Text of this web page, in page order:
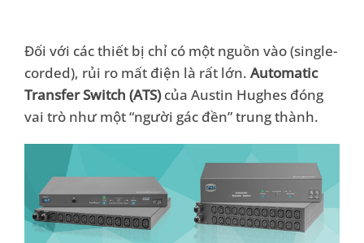
Đối với các thiết bị chỉ có một nguồn vào (single-
corded), rủi ro mất điện là rất lớn. Automatic
Transfer Switch (ATS)của Austin Hughes đóng
vai trò như một “người gác đền” trung thành.